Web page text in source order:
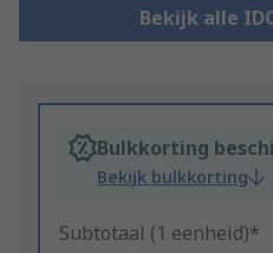
Bekijk alle
Bulkkorting
Bekijk bulkkorting
Subtotaal (1 eenheid)*